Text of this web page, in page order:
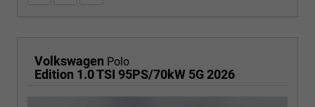
Volkswagen Polo
Edition 1.0 TSI 95PS/70kW 5G 2026